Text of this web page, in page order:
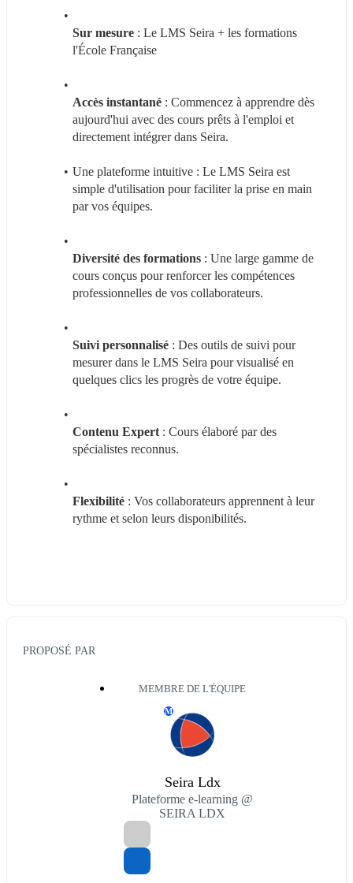
Sur mesure : Le LMS Seira + les formations
l'École Française
Accès instantané : Commencez à apprendre dès
aujourd'hui avec des cours prêts à l'emploi et
directement intégrer dans Seira.
Une plateforme intuitive : Le LMS Seira est
simple d'utilisation pour faciliter la prise en main
par vos équipes.
Diversité des formations : Une large gamme de
cours conçus pour renforcer les compétences
professionnelles de vos collaborateurs.
Suivi personnalisé : Des outils de suivi pour
mesurer dans le LMS Seira pour visualisé en
quelques clics les progrès de votre équipe.
Contenu Expert : Cours élaboré par des
spécialistes reconnus.
Flexibilité : Vos collaborateurs apprennent à leur
rythme et selon leurs disponibilités.
PROPOSÉ PAR
MEMBRE DE L'ÉQUIPE
M
Seira Ldx
Plateforme e-learning @
SEIRA LDX